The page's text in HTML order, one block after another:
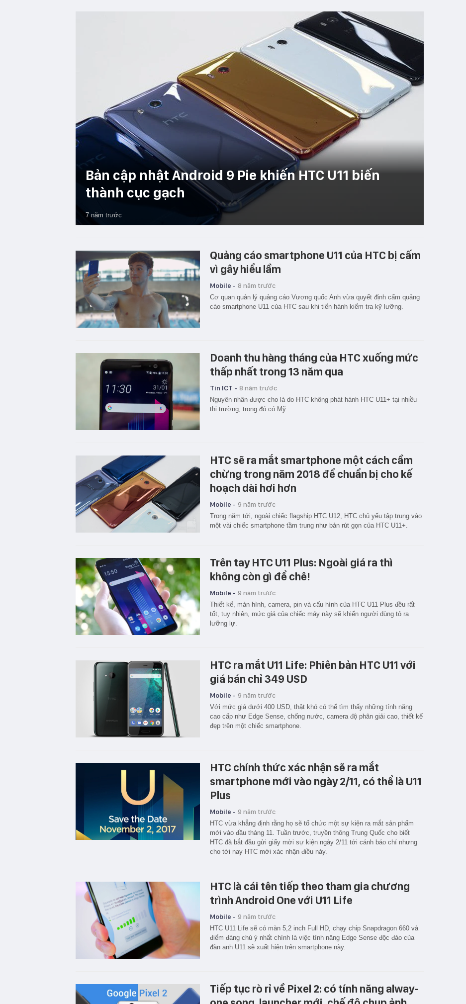
Bản cập nhật Android 9 Pie khiến HTC U11 biến
thành cục gạch
7 năm trước
Quảng cáo smartphone U11 của HTC bị cấm
vì gây hiểu lầm
Mobile - 8 năm trước
Cơ quan quản lý quảng cáo Vương quốc Anh vừa quyết định cấm quảng
cáo smartphone U11 của HTC sau khi tiến hành kiểm tra kỹ lưỡng.
Doanh thu hàng tháng của HTC xuống mức
thấp nhất trong 13 năm qua
Tin ICT - 8 năm trước
Nguyên nhân được cho là do HTC không phát hành HTC U11+ tại nhiều
thị trường, trong đó có Mỹ.
HTC sẽ ra mắt smartphone một cách cầm
chừng trong năm 2018 để chuẩn bị cho kế
hoạch dài hơi hơn
Mobile - 9 năm trước
Trong năm tới, ngoài chiếc flagship HTC U12, HTC chủ yếu tập trung vào
một vài chiếc smartphone tầm trung như bản rút gọn của HTC U11+.
Trên tay HTC U11 Plus: Ngoài giá ra thì
không còn gì để chê!
Mobile - 9 năm trước
Thiết kế, màn hình, camera, pin và cấu hình của HTC U11 Plus đều rất
tốt, tuy nhiên, mức giá của chiếc máy này sẽ khiến người dùng tỏ ra
lưỡng lự.
HTC ra mắt U11 Life: Phiên bản HTC U11 với
giá bán chỉ 349 USD
Mobile - 9 năm trước
Với mức giá dưới 400 USD, thật khó có thể tìm thấy những tính năng
cao cấp như Edge Sense, chống nước, camera độ phân giải cao, thiết kế
đẹp trên một chiếc smartphone.
HTC chính thức xác nhận sẽ ra mắt
smartphone mới vào ngày 2/11, có thể là U11
Plus
Mobile - 9 năm trước
HTC vừa khẳng định rằng họ sẽ tổ chức một sự kiện ra mắt sản phẩm
mới vào đầu tháng 11. Tuần trước, truyền thông Trung Quốc cho biết
HTC đã bắt đầu gửi giấy mời sự kiện ngày 2/11 tới cánh báo chí nhưng
cho tới nay HTC mới xác nhận điều này.
HTC là cái tên tiếp theo tham gia chương
trình Android One với U11 Life
Mobile - 9 năm trước
HTC U11 Life sẽ có màn 5,2 inch Full HD, chạy chip Snapdragon 660 và
điểm đáng chú ý nhất chính là việc tính năng Edge Sense độc đáo của
đàn anh U11 sẽ xuất hiện trên smartphone này.
Tiếp tục rò rỉ về Pixel 2: có tính năng alway-